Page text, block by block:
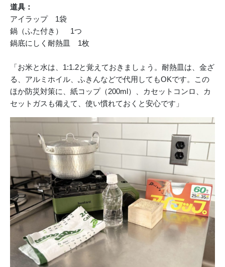
道具：
アイラップ 1袋
鍋（ふた付き） 1つ
鍋底にしく耐熱皿 1枚
「お米と水は、1:1.2と覚えておきましょう。耐熱皿は、金ざ
る、アルミホイル、ふきんなどで代用してもOKです。この
ほか防災対策に、紙コップ（200ml）、カセットコンロ、カ
セットガスも備えて、使い慣れておくと安心です」